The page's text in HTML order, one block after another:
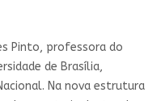
Pinto, professora do
de Brasília,
Na nova estrutura